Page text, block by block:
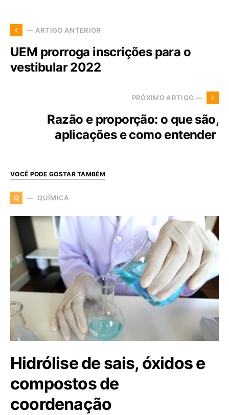
— ARTIGO ANTERIOR
UEM prorroga inscrições para o
vestibular 2022
PRÓXIMO ARTIGO —
Razão e proporção: o que são,
aplicações e como entender
VOCÊ PODE GOSTAR TAMBÉM
Q QUÍMICA
Hidrólise de sais, óxidos e
compostos de
coordenação